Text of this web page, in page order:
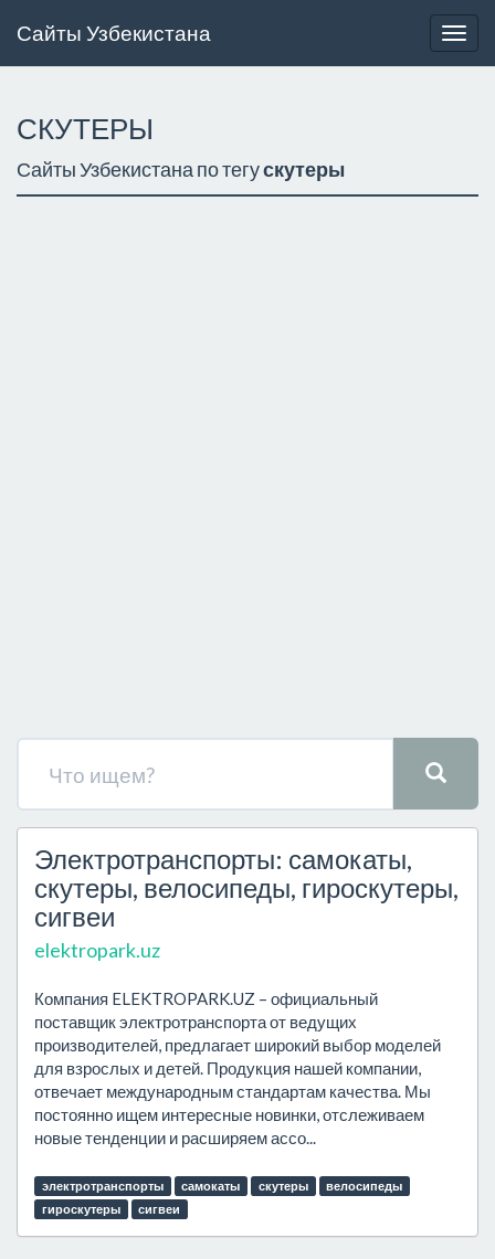
Сайты Узбекистана
СКУТЕРЫ
Сайты Узбекистана по тегускутеры
Электротранспорты: самокаты,
скутеры, велосипеды, гироскутеры,
сигвеи
elektropark.uz
Компания ELEKTROPARK.UZ – официальный
поставщик электротранспорта от ведущих
производителей, предлагает широкий выбор моделей
для взрослых и детей. Продукция нашей компании,
отвечает международным стандартам качества. Мы
постоянно ищем интересные новинки, отслеживаем
новые тенденции и расширяем ассо...
электротранспорты самокаты скутеры
велосипеды
гироскутеры
сигвеи